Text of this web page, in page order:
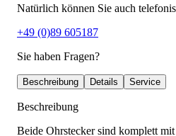
Natürlich können Sie auch
+49 (0)89 605187
Sie haben Fragen?
Beschreibung Details Service
Beschreibung
Beide Ohrstecker sind komplett